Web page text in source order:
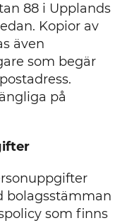
88 i Upplands
Kopior av
även
som begär
på
bolagsstämman
som finns